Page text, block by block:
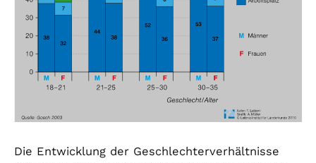
Die Entwicklung der Geschlechterverhältnisse